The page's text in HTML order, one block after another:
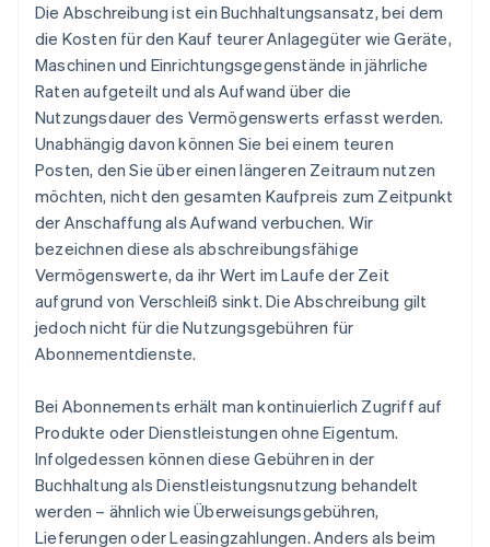
Die Abschreibung ist ein Buchhaltungsansatz, bei dem
die Kosten für den Kauf teurer Anlagegüter wie Geräte,
Maschinen und Einrichtungsgegenstände in jährliche
Raten aufgeteilt und als Aufwand über die
Nutzungsdauer des Vermögenswerts erfasst werden.
Unabhängig davon können Sie bei einem teuren
Posten, den Sie über einen längeren Zeitraum nutzen
möchten, nicht den gesamten Kaufpreis zum Zeitpunkt
der Anschaffung als Aufwand verbuchen. Wir
bezeichnen diese als abschreibungsfähige
Vermögenswerte, da ihr Wert im Laufe der Zeit
aufgrund von Verschleiß sinkt. Die Abschreibung gilt
jedoch nicht für die Nutzungsgebühren für
Abonnementdienste.
Bei Abonnements erhält man kontinuierlich Zugriff auf
Produkte oder Dienstleistungen ohne Eigentum.
Infolgedessen können diese Gebühren in der
Buchhaltung als Dienstleistungsnutzung behandelt
werden – ähnlich wie Überweisungsgebühren,
Lieferungen oder Leasingzahlungen. Anders als beim